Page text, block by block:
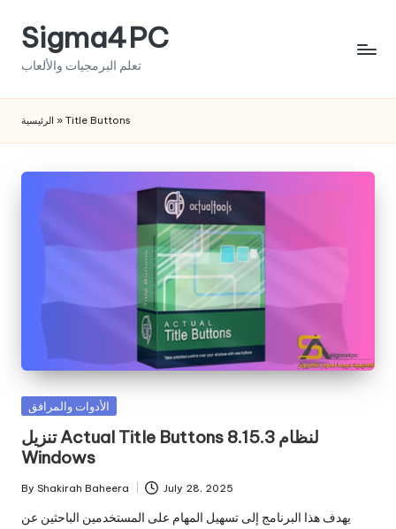
SkipSigma4PC
تعلم البرمجيات والألعاب
الرئيسية » Title Buttons
Posted
الأدوات والمرافق
تنزيل Actual Title Buttons 8.15.3 لنظام
Windows
Posted
by
By Shakirah Baheera July 28, 2025
يهدف هذا البرنامج إلى تسهيل المهام على المستخدمين الباحثين عن